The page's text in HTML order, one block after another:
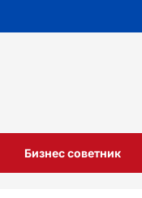
Бизнес советник